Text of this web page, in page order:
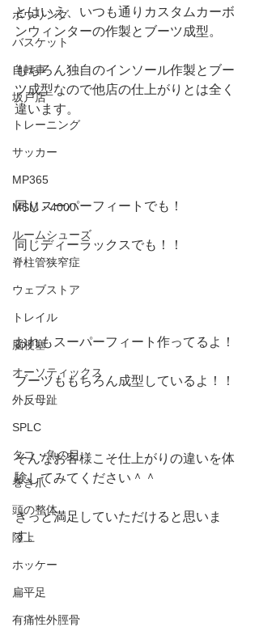
ボウリング
バスケット
自転車
坂戸店
トレーニング
サッカー
MP365
MSM・4000
ルームシューズ
脊柱管狭窄症
ウェブストア
トレイル
脳梗塞
オーソティックス
外反母趾
SPLC
タコ・魚の目
巻き爪
頭の整体
陸上
ホッケー
扁平足
有痛性外脛骨
とはいえ、いつも通りカスタムカーボ
ンウィンターの作製とブーツ成型。
もちろん独自のインソール作製とブー
ツ成型なので他店の仕上がりとは全く
違います。
同じスーパーフィートでも！
同じディーラックスでも！！
おれもスーパーフィート作ってるよ！
ブーツももちろん成型しているよ！！
そんなお客様こそ仕上がりの違いを体
験してみてください＾＾
きっと満足していただけると思いま
す。